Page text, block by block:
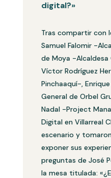
digital?»
Tras compartir con
Samuel Falomir -
de Moya -Alcaldesa
Víctor Rodríguez
Pinchaaquí-,
General de Orbel
Nadal -Project
Digital en Villarreal
escenario y
exponer sus
preguntas de José
la mesa titulada: